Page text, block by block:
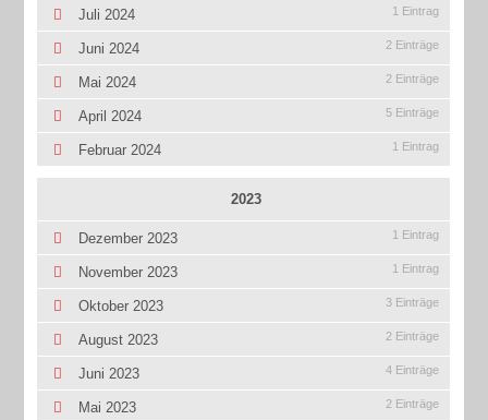
Juli 2024 1 Eintrag
Juni 2024 2 Einträge
Mai 2024 2 Einträge
April 2024 5 Einträge
Februar 2024 1 Eintrag
2023
Dezember 2023 1 Eintrag
November 2023 1 Eintrag
Oktober 2023 3 Einträge
August 2023 2 Einträge
Juni 2023 4 Einträge
Mai 2023 2 Einträge